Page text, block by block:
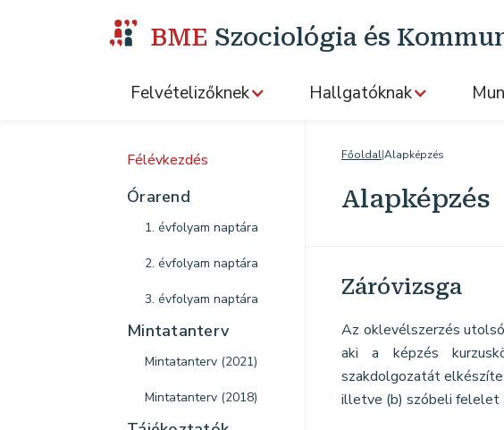
BME Szociológia és
Felvételizőknek Hallgatóknak
Félévkezdés
Órarend
1. évfolyam naptára
2. évfolyam naptára
3. évfolyam naptára
Mintatanterv
Mintatanterv (2021)
Mintatanterv (2018)
Főoldal|Alapképzés
Alapképzés
Záróvizsga
Az oklevélszerzés
aki a képzés
szakdolgozatát
illetve (b) szóbeli felelet